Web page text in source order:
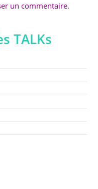
un commentaire.
TALKs